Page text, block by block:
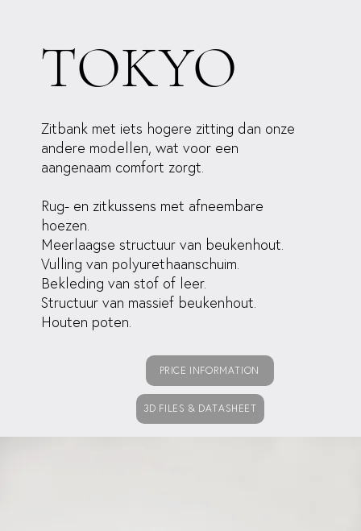
TOKYO
Zitbank met iets hogere zitting dan onze
andere modellen, wat voor een
aangenaam comfort zorgt.
Rug- en zitkussens met afneembare
hoezen.
Meerlaagse structuur van beukenhout.
Vulling van polyurethaanschuim.
Bekleding van stof of leer.
Structuur van massief beukenhout.
Houten poten.
PRICE INFORMATION
3D FILES & DATASHEET